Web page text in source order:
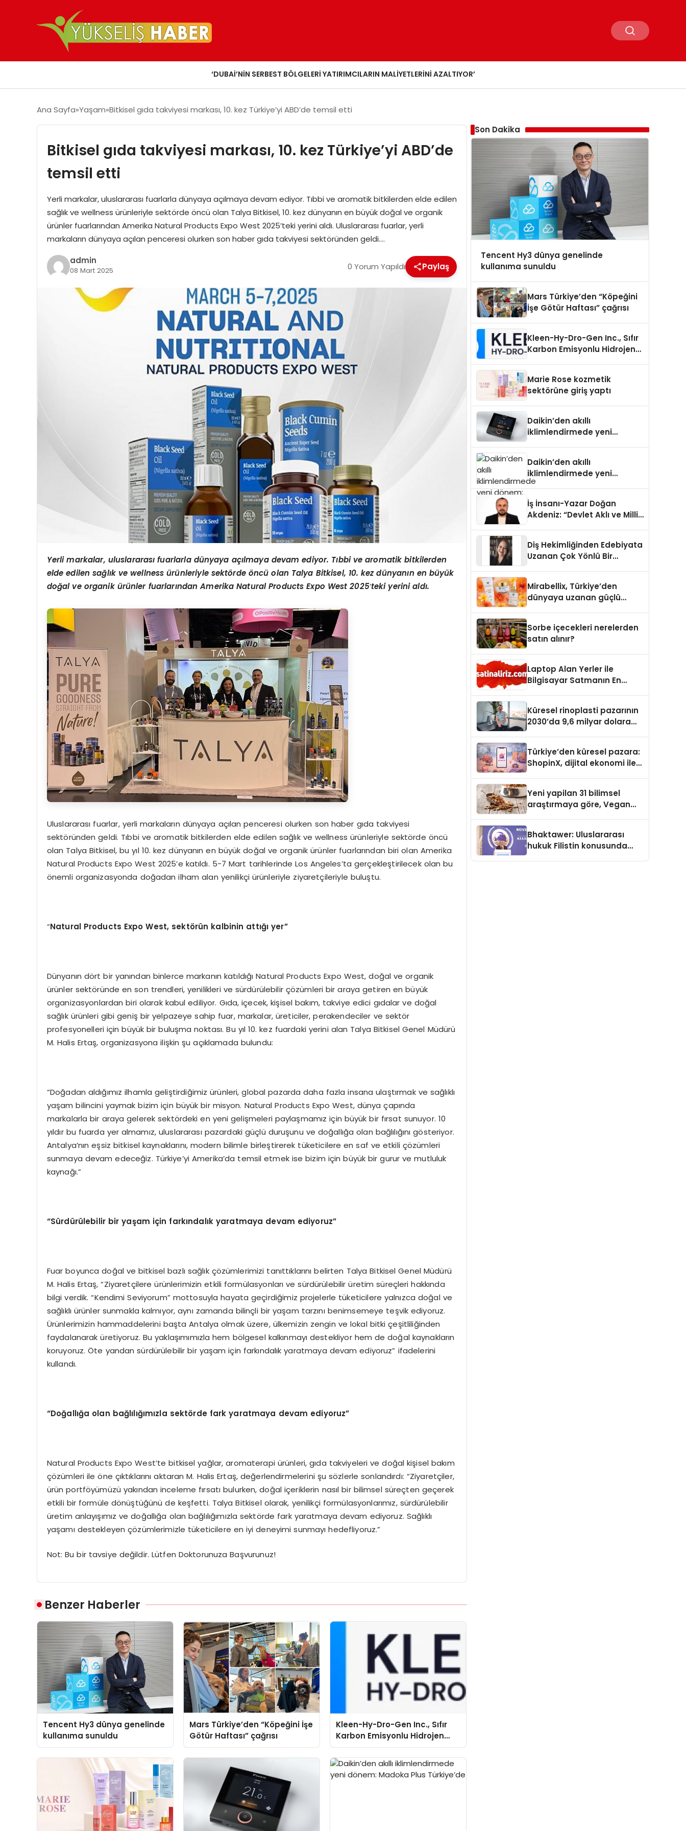
‘DUBAI’NIN SERBEST BÖLGELERI YATIRIMCILARIN MALIYETLERINI AZALTIYOR’
Ana Sayfa Yaşam Bitkisel gıda takviyesi markası, 10. kez Türkiye’yi ABD’de temsil etti
Bitkisel gıda takviyesi markası, 10. kez Türkiye’yi ABD’de
temsil etti
Yerli markalar, uluslararası fuarlarla dünyaya açılmaya devam ediyor. Tıbbi ve aromatik bitkilerden elde edilen
sağlık ve wellness ürünleriyle sektörde öncü olan Talya Bitkisel, 10. kez dünyanın en büyük doğal ve organik
ürünler fuarlarından Amerika Natural Products Expo West 2025’teki yerini aldı. Uluslararası fuarlar, yerli
markaların dünyaya açılan penceresi olurken son haber gıda takviyesi sektöründen geldi….
admin
08 Mart 2025 0 Yorum Yapıldı Paylaş
Yerli markalar, uluslararası fuarlarla dünyaya açılmaya devam ediyor. Tıbbi ve aromatik bitkilerden
elde edilen sağlık ve wellnessürünleriyle sektörde öncü olan Talya Bitkisel, 10. kez dünyanın en büyük
doğal ve organik ürünler fuarlarından Amerika Natural Products Expo West 2025’teki yerini aldı.
Uluslararası fuarlar, yerli markaların dünyaya açılan penceresi olurken son haber gıda takviyesi
sektöründen geldi. Tıbbi ve aromatik bitkilerden elde edilen sağlık ve wellness ürünleriyle sektörde öncü
olan Talya Bitkisel, bu yıl 10. kez dünyanın en büyük doğal ve organik ürünler fuarlarından biri olan Amerika
Natural Products Expo West 2025’e katıldı. 5-7 Mart tarihlerinde Los Angeles’ta gerçekleştirilecek olan bu
önemli organizasyonda doğadan ilham alan yenilikçi ürünleriyle ziyaretçileriyle buluştu.
“Natural Products Expo West, sektörün kalbinin attığı yer”
Dünyanın dört bir yanından binlerce markanın katıldığı Natural Products Expo West, doğal ve organik
ürünler sektöründe en son trendleri, yenilikleri ve sürdürülebilir çözümleri bir araya getiren en büyük
organizasyonlardan biri olarak kabul ediliyor. Gıda, içecek, kişisel bakım, takviye edici gıdalar ve doğal
sağlık ürünleri gibi geniş bir yelpazeye sahip fuar, markalar, üreticiler, perakendeciler ve sektör
profesyonelleri için büyük bir buluşma noktası. Bu yıl 10. kez fuardaki yerini alan Talya Bitkisel Genel Müdürü
M. Halis Ertaş, organizasyona ilişkin şu açıklamada bulundu:
“Doğadan aldığımız ilhamla geliştirdiğimiz ürünleri, global pazarda daha fazla insana ulaştırmak ve sağlıklı
yaşam bilincini yaymak bizim için büyük bir misyon. Natural Products Expo West, dünya çapında
markalarla bir araya gelerek sektördeki en yeni gelişmeleri paylaşmamız için büyük bir fırsat sunuyor. 10
yıldır bu fuarda yer almamız, uluslararası pazardaki güçlü duruşunu ve doğallığa olan bağlılığını gösteriyor.
Antalya’nın eşsiz bitkisel kaynaklarını, modern bilimle birleştirerek tüketicilere en saf ve etkili çözümleri
sunmaya devam edeceğiz. Türkiye’yi Amerika’da temsil etmek ise bizim için büyük bir gurur ve mutluluk
kaynağı.”
“Sürdürülebilir bir yaşam için farkındalık yaratmaya devam ediyoruz”
Fuar boyunca doğal ve bitkisel bazlı sağlık çözümlerimizi tanıttıklarını belirten Talya Bitkisel Genel Müdürü
M. Halis Ertaş, “Ziyaretçilere ürünlerimizin etkili formülasyonları ve sürdürülebilir üretim süreçleri hakkında
bilgi verdik. “Kendimi Seviyorum” mottosuyla hayata geçirdiğimiz projelerle tüketicilere yalnızca doğal ve
sağlıklı ürünler sunmakla kalmıyor, aynı zamanda bilinçli bir yaşam tarzını benimsemeye teşvik ediyoruz.
Ürünlerimizin hammaddelerini başta Antalya olmak üzere, ülkemizin zengin ve lokal bitki çeşitliliğinden
faydalanarak üretiyoruz. Bu yaklaşımımızla hem bölgesel kalkınmayı destekliyor hem de doğal kaynakların
koruyoruz. Öte yandan sürdürülebilir bir yaşam için farkındalık yaratmaya devam ediyoruz” ifadelerini
kullandı.
“Doğallığa olan bağlılığımızla sektörde fark yaratmaya devam ediyoruz”
Natural Products Expo West’te bitkisel yağlar, aromaterapi ürünleri, gıda takviyeleri ve doğal kişisel bakım
çözümleri ile öne çıktıklarını aktaran M. Halis Ertaş, değerlendirmelerini şu sözlerle sonlandırdı: “Ziyaretçiler,
ürün portföyümüzü yakından inceleme fırsatı bulurken, doğal içeriklerin nasıl bir bilimsel süreçten geçerek
etkili bir formüle dönüştüğünü de keşfetti. Talya Bitkisel olarak, yenilikçi formülasyonlarımız, sürdürülebilir
üretim anlayışımız ve doğallığa olan bağlılığımızla sektörde fark yaratmaya devam ediyoruz. Sağlıklı
yaşamı destekleyen çözümlerimizle tüketicilere en iyi deneyimi sunmayı hedefliyoruz.”
Not: Bu bir tavsiye değildir. Lütfen Doktorunuza Başvurunuz!
Benzer Haberler
Tencent Hy3 dünya genelinde
kullanıma sunuldu
Mars Türkiye’den “Köpeğini İşe
Götür Haftası” çağrısı
Kleen-Hy-Dro-Gen Inc., Sıfır
Karbon Emisyonlu Hidrojen
Isıtma Teknolojisinde ISO ve
TSSA Düzenleyici Onaylarını
Aldı
Son Dakika
Tencent Hy3 dünya genelinde
kullanıma sunuldu
Mars Türkiye’den “Köpeğini
İşe Götür Haftası” çağrısı
Kleen-Hy-Dro-Gen Inc., Sıfır
Karbon Emisyonlu Hidrojen
Aldı
Marie Rose kozmetik
sektörüne giriş yaptı
Daikin’den akıllı
iklimlendirmede yeni
Daikin’den akıllı
iklimlendirmede yeni
dönem: Madoka Plus
İş İnsanı-Yazar Doğan
Akdeniz: “Devlet Aklı ve Milli
Diş Hekimliğinden Edebiyata
Uzanan Çok Yönlü Bir
Mirabellix, Türkiye’den
dünyaya uzanan güçlü
Sorbe içecekleri nerelerden
satın alınır?
Laptop Alan Yerler ile
Bilgisayar Satmanın En
Küresel rinoplasti pazarının
2030’da 9,6 milyar dolara
Türkiye’den küresel pazara:
ShopinX, dijital ekonomi ile
Yeni yapilan 31 bilimsel
araştırmaya göre, Vegan
Sindirildiğini Ortaya Koydu
Bhaktawer: Uluslararası
hukuk Filistin konusunda